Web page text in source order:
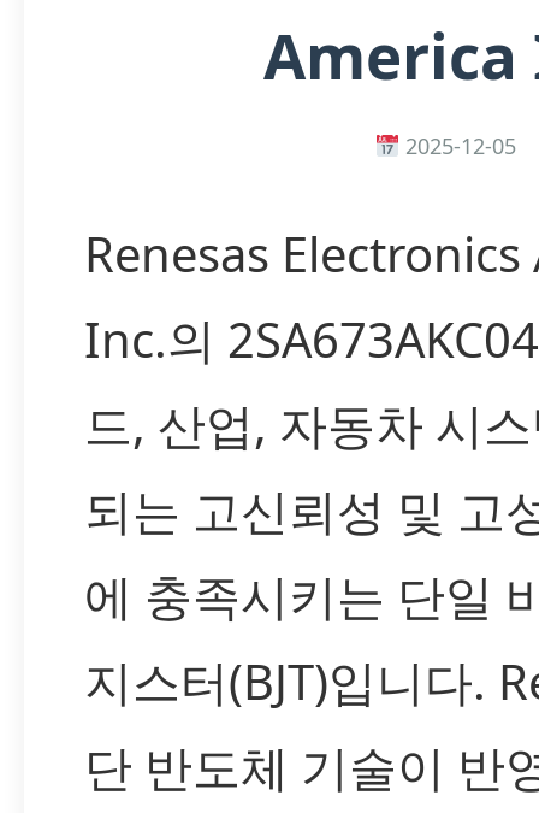
America
2025-12-05
Renesas
Inc.의
드, 산업, 자동차 시
되는 고신뢰성 및 고
에 충족시키는 단일
지스터(BJT)입니다.
단 반도체 기술이 반